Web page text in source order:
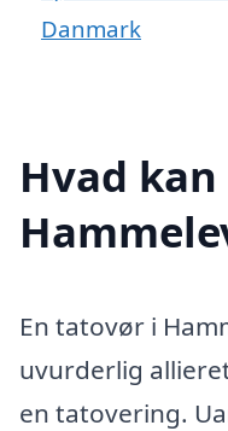
Danmark
Hvad
En tatovør i
uvurderlig
en tatovering.